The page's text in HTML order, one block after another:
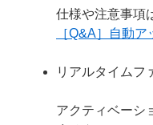
仕様や注意事項
［Q&A］自動
リアルタイムフ
アクティベーシ